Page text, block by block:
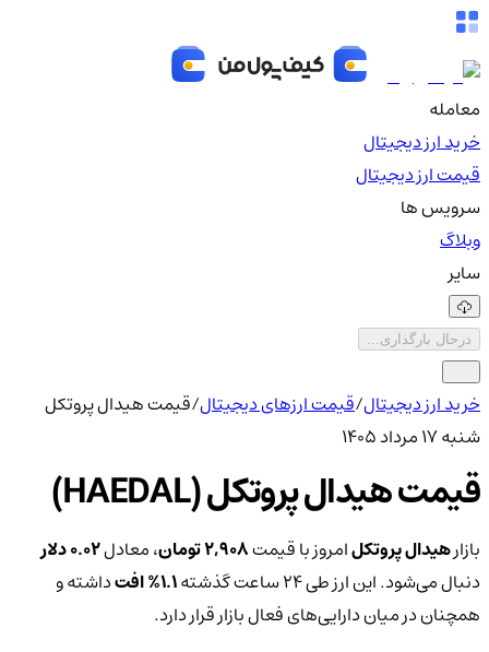
معامله
خرید ارز دیجیتال
قیمت ارز دیجیتال
سرویس ها
وبلاگ
سایر
درحال بارگذاری...
خرید ارز دیجیتال/قیمت ارزهای دیجیتال/قیمت هیدال پروتکل
شنبه ۱۷ مرداد ۱۴۰۵
قیمت هیدال پروتکل (HAEDAL)
بازارهیدال پروتکلامروز با قیمت2,908 تومان ، معادل0.02 دلار
دنبال می‌شود. این ارز طی ۲۴ ساعت گذشته
1.1% افتداشته و
همچنان در میان دارایی‌های فعال بازار قرار دارد.